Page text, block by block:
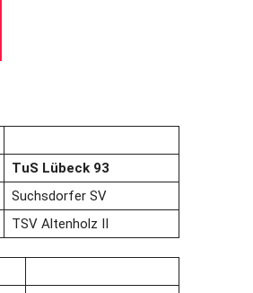
TuS Lübeck 93
Suchsdorfer SV
TSV Altenholz II